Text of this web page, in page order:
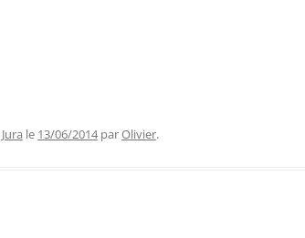
Jura le 13/06/2014 parOlivier.